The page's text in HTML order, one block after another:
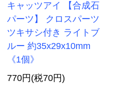
キャッツアイ 【合成石
パーツ】 クロスパーツ
ツキサシ付き ライトブ
ルー 約35x29x10mm
《1個》
770円(税70円)